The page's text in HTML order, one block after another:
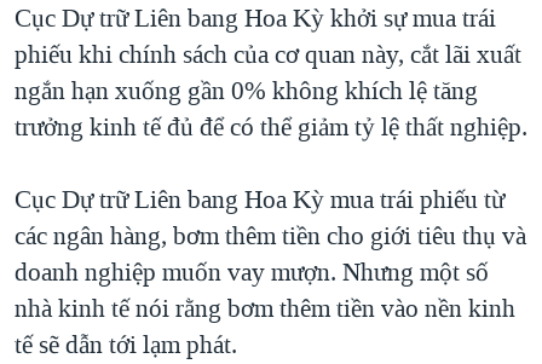
Cục Dự trữ Liên bang Hoa Kỳ khởi sự mua trái
phiếu khi chính sách của cơ quan này, cắt lãi xuất
ngắn hạn xuống gần 0% không khích lệ tăng
trưởng kinh tế đủ để có thể giảm tỷ lệ thất nghiệp.
Cục Dự trữ Liên bang Hoa Kỳ mua trái phiếu từ
các ngân hàng, bơm thêm tiền cho giới tiêu thụ và
doanh nghiệp muốn vay mượn. Nhưng một số
nhà kinh tế nói rằng bơm thêm tiền vào nền kinh
tế sẽ dẫn tới lạm phát.